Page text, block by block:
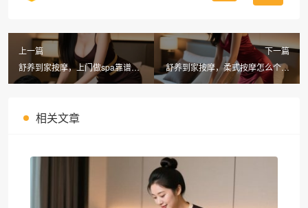
上一篇
舒养到家按摩，上门做spa靠谱
吗？居家养生新选择
下一篇
舒养到家按摩，柔式按摩怎么个按
法轻松掌握
相关文章